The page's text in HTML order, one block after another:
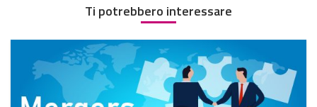
Ti potrebbero interessare